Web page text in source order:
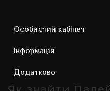
Особистий кабінет
Інформація
Додатково